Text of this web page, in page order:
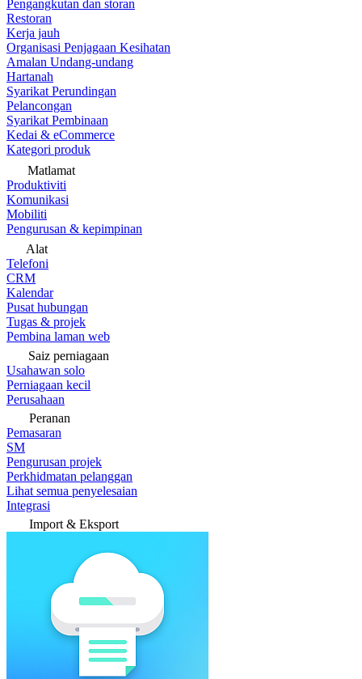
Pengangkutan dan storan
Restoran
Kerja jauh
Organisasi Penjagaan Kesihatan
Amalan Undang-undang
Hartanah
Syarikat Perundingan
Pelancongan
Syarikat Pembinaan
Kedai & eCommerce
Kategori produk
Matlamat
Produktiviti
Komunikasi
Mobiliti
Pengurusan & kepimpinan
Alat
Telefoni
CRM
Kalendar
Pusat hubungan
Tugas & projek
Pembina laman web
Saiz perniagaan
Usahawan solo
Perniagaan kecil
Perusahaan
Peranan
Pemasaran
SM
Pengurusan projek
Perkhidmatan pelanggan
Lihat semua penyelesaian
Integrasi
Import & Eksport